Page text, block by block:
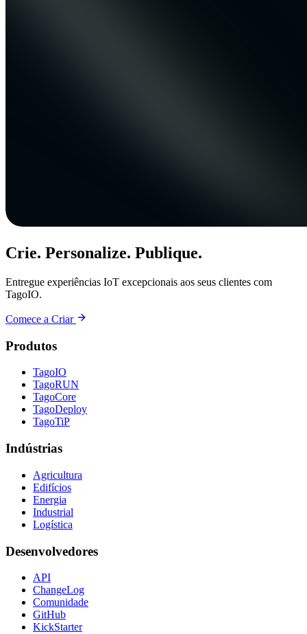
Crie. Personalize. Publique.
Entregue experiências IoT excepcionais aos seus clientes com
TagoIO.
Comece a Criar
Produtos
TagoIO
TagoRUN
TagoCore
TagoDeploy
TagoTiP
Indústrias
Agricultura
Edifícios
Energia
Industrial
Logística
Desenvolvedores
API
ChangeLog
Comunidade
GitHub
KickStarter